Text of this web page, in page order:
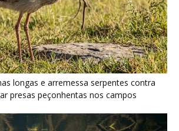
longas e arremessa serpentes contra
presas peçonhentas nos campos